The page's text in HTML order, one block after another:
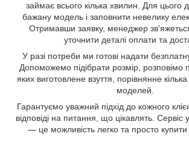
займає всього кілька хвилин. Для цього
бажану модель і заповнити невелику
Отримавши заявку, менеджер
уточнити деталі оплати та
У разі потреби ми готові надати
Допоможемо підібрати розмір, розповімо
яких виготовлене взуття, порівнянне
моделей.
Гарантуємо уважний підхід до кожного
відповіді на питання, що цікавлять.
— це можливість легко та просто купити